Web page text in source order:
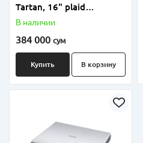
Tartan, 16" plaid
Backpack, кабельный
В наличии
384 000 сум
Купить В корзину